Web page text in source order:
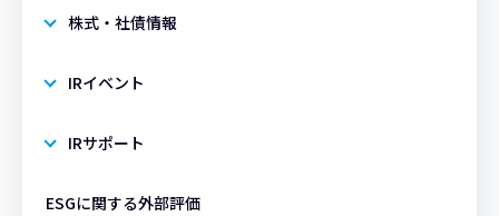
株式・社債情報
IRイベント
IRサポート
ESGに関する外部評価